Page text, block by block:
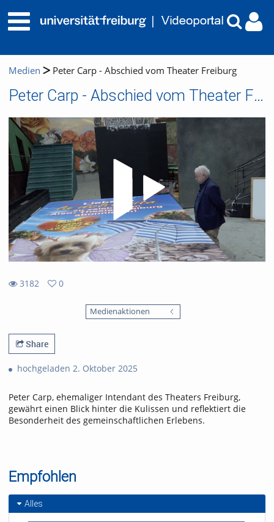
Medien Peter Carp - Abschied vom Theater Freiburg
Peter Carp - Abschied vom Theater Freiburg
3182
0
Medienaktionen
Share
hochgeladen 2. Oktober 2025
Peter Carp, ehemaliger Intendant des Theaters Freiburg,
gewährt einen Blick hinter die Kulissen und reflektiert die
Besonderheit des gemeinschaftlichen Erlebens.
Empfohlen
Alles